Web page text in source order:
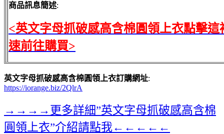
商品訊息簡述:
<英文字母抓破感高含棉圓領上衣點擊這
速前往購買>
英文字母抓破感高含棉圓領上衣訂購網址:
https://iorange.biz/2QlrA
→→→→更多詳細”英文字母抓破感高含棉
圓領上衣”介紹請點我←←←←←